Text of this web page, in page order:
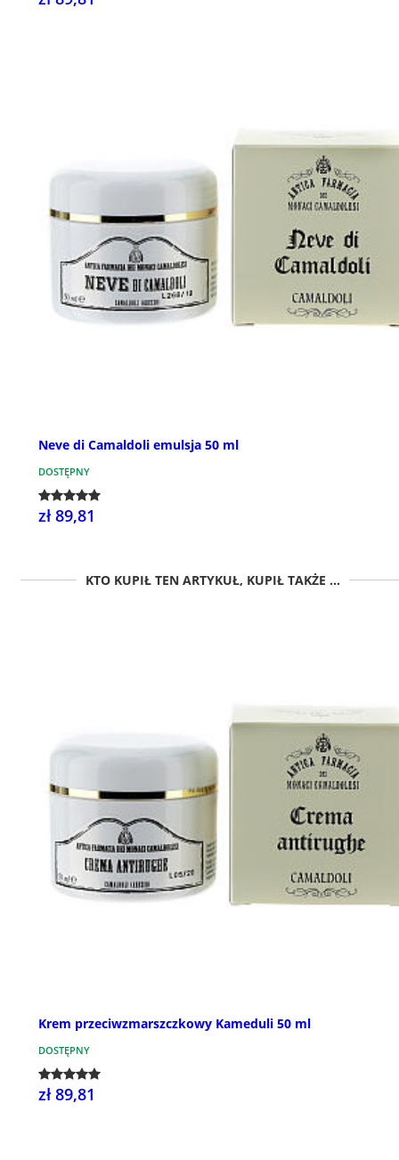
Neve di Camaldoli emulsja 50 ml
DOSTĘPNY
zł 89,81
KTO KUPIŁ TEN ARTYKUŁ, KUPIŁ TAKŻE ...
Krem przeciwzmarszczkowy Kameduli 50 ml
DOSTĘPNY
zł 89,81